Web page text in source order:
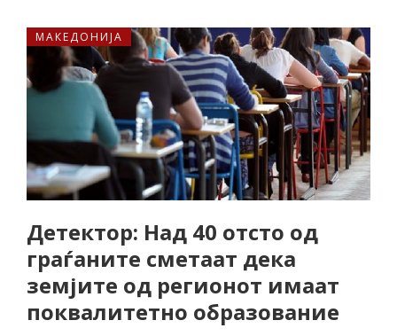
МАКЕДОНИЈА
Детектор: Над 40 отсто од
граѓаните сметаат дека
земјите од регионот имаат
поквалитетно образование